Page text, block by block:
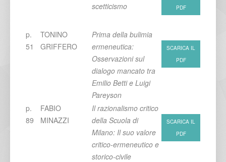
scetticismo
PDF
p.
51
TONINO
GRIFFERO
Prima della bulimia
ermeneutica:
Osservazioni sul
dialogo mancato tra
Emilio Betti e Luigi
Pareyson
SCARICA IL
PDF
p.
89
FABIO
MINAZZI
Il razionalismo critico
della Scuola di
Milano: Il suo valore
critico-ermeneutico e
storico-civile
SCARICA IL
PDF